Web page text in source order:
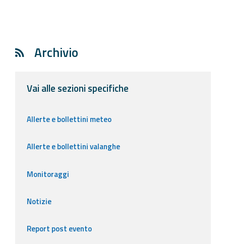
Archivio
Vai alle sezioni specifiche
Allerte e bollettini meteo
Allerte e bollettini valanghe
Monitoraggi
Notizie
Report post evento